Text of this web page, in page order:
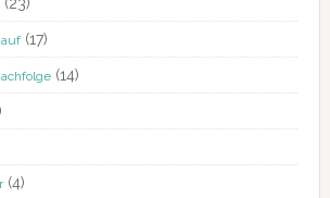
(23)
(17)
(14)
(4)